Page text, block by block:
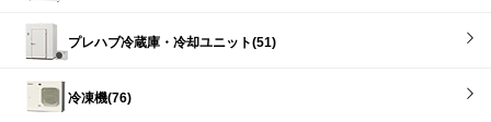
プレハブ冷蔵庫・冷却ユニット(51)
冷凍機(76)